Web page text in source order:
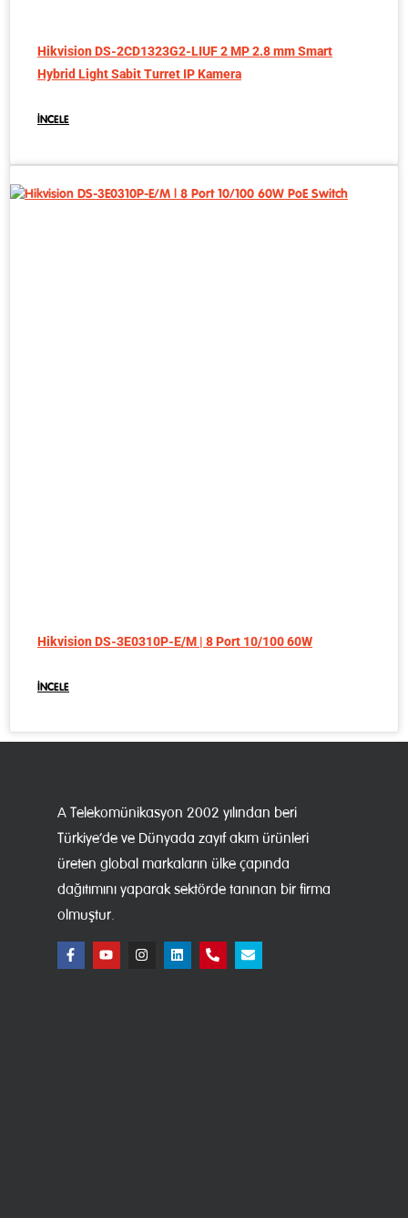
Hikvision DS-2CD1323G2-LIUF 2 MP 2.8 mm Smart
Hybrid Light Sabit Turret IP Kamera
İNCELE
Hikvision DS-3E0310P-E/M | 8 Port 10/100 60W
İNCELE
A Telekomünikasyon 2002 yılından beri
Türkiye’de ve Dünyada zayıf akım ürünleri
üreten global markaların ülke çapında
dağıtımını yaparak sektörde tanınan bir firma
olmuştur.